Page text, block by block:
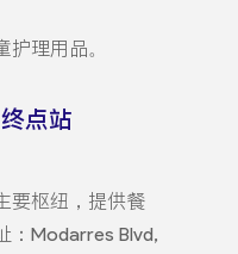
理用品。
点站
要枢纽，提供餐
：Modarres Blvd,